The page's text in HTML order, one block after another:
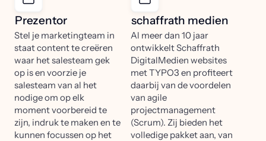
Prezentor
Stel je marketingteam in
staat content te creëren
waar het salesteam gek
op is en voorzie je
salesteam van al het
nodige om op elk
moment voorbereid te
zijn, indruk te maken en te
kunnen focussen op het
schaffrath medien
Al meer dan 10 jaar
ontwikkelt Schaffrath
DigitalMedien websites
met TYPO3 en profiteert
daarbij van de voordelen
van agile
projectmanagement
(Scrum). Zij bieden het
volledige pakket aan, van